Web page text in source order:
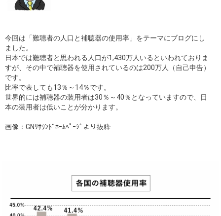
ブログ
採用
今回は「難聴者の人口と補聴器の使用率」をテーマにブログにし
ました。
日本では難聴者と思われる人口が1,430万人いるといわれておりま
すが、その中で補聴器を使用されているのは200万人（自己申告）
です。
比率で表しても13％～14％です。
世界的には補聴器の装用者は30％～40％となっていますので、日
本の装用者は低いことが分かります。
画像：GNﾘｻｳﾝﾄﾞﾎｰﾑﾍﾟｰｼﾞより抜粋